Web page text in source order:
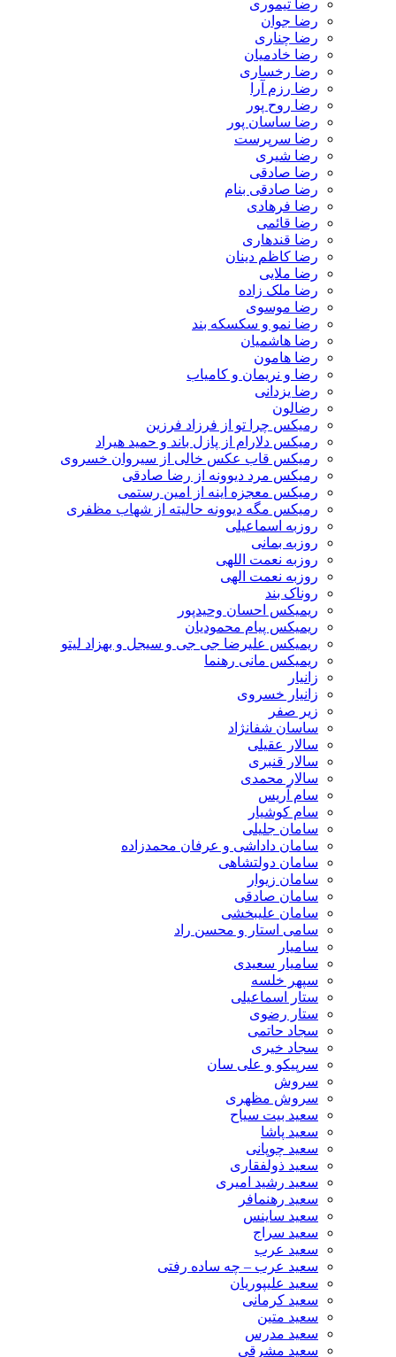
رضا تیموری
رضا جوان
رضا چناری
رضا خادمیان
رضا رخساری
رضا رزم آرا
رضا روح پور
رضا ساسان پور
رضا سرپرست
رضا شیری
رضا صادقی
رضا صادقی بنام
رضا فرهادی
رضا قائمی
رضا قندهاری
رضا کاظم دینان
رضا ملایی
رضا ملک زاده
رضا موسوی
رضا نمو و سکسکه بند
رضا هاشمیان
رضا هامون
رضا و نریمان و کامیاب
رضا یزدانی
رضالون
رمیکس چرا تو از فرزاد فرزین
رمیکس دلارام از پازل باند و حمید هیراد
رمیکس قاب عکس خالی از سیروان خسروی
رمیکس مرد دیوونه از رضا صادقی
رمیکس معجزه اینه از امین رستمی
رمیکس مگه دیوونه حالیته از شهاب مظفری
روزبه اسماعیلی
روزبه بمانی
روزبه نعمت اللهی
روزبه نعمت الهی
روناک بند
ریمیکس احسان وحیدپور
ریمیکس پیام محمودیان
ریمیکس علیرضا جی جی و سیجل و بهزاد لیتو
ریمیکس مانی رهنما
زانیار
زانیار خسروی
زیر صفر
ساسان شفانژاد
سالار عقیلی
سالار قنبری
سالار محمدی
سام آریس
سام کوشیار
سامان جلیلی
سامان داداشی و عرفان محمدزاده
سامان دولتشاهی
سامان زیوار
سامان صادقی
سامان علیبخشی
سامی استار و محسن راد
سامیار
سامیار سعیدی
سپهر خلسه
ستار اسماعیلی
ستار رضوی
سجاد حاتمی
سجاد خیری
سرپیکو و علی سان
سروش
سروش مظهری
سعید بیت سیاح
سعید پاشا
سعید چوپانی
سعید ذولفقاری
سعید رشید امیری
سعید رهنمافر
سعید ساینس
سعید سراج
سعید عرب
سعید عرب – چه ساده رفتی
سعید علیپوریان
سعید کرمانی
سعید متین
سعید مدرس
سعید مشرقی